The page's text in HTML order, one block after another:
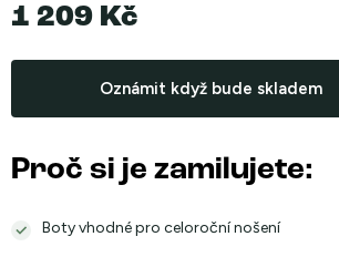
1 209 Kč
cena:
Oznámit když bude skladem
Proč si je zamilujete:
Boty vhodné pro celoroční nošení